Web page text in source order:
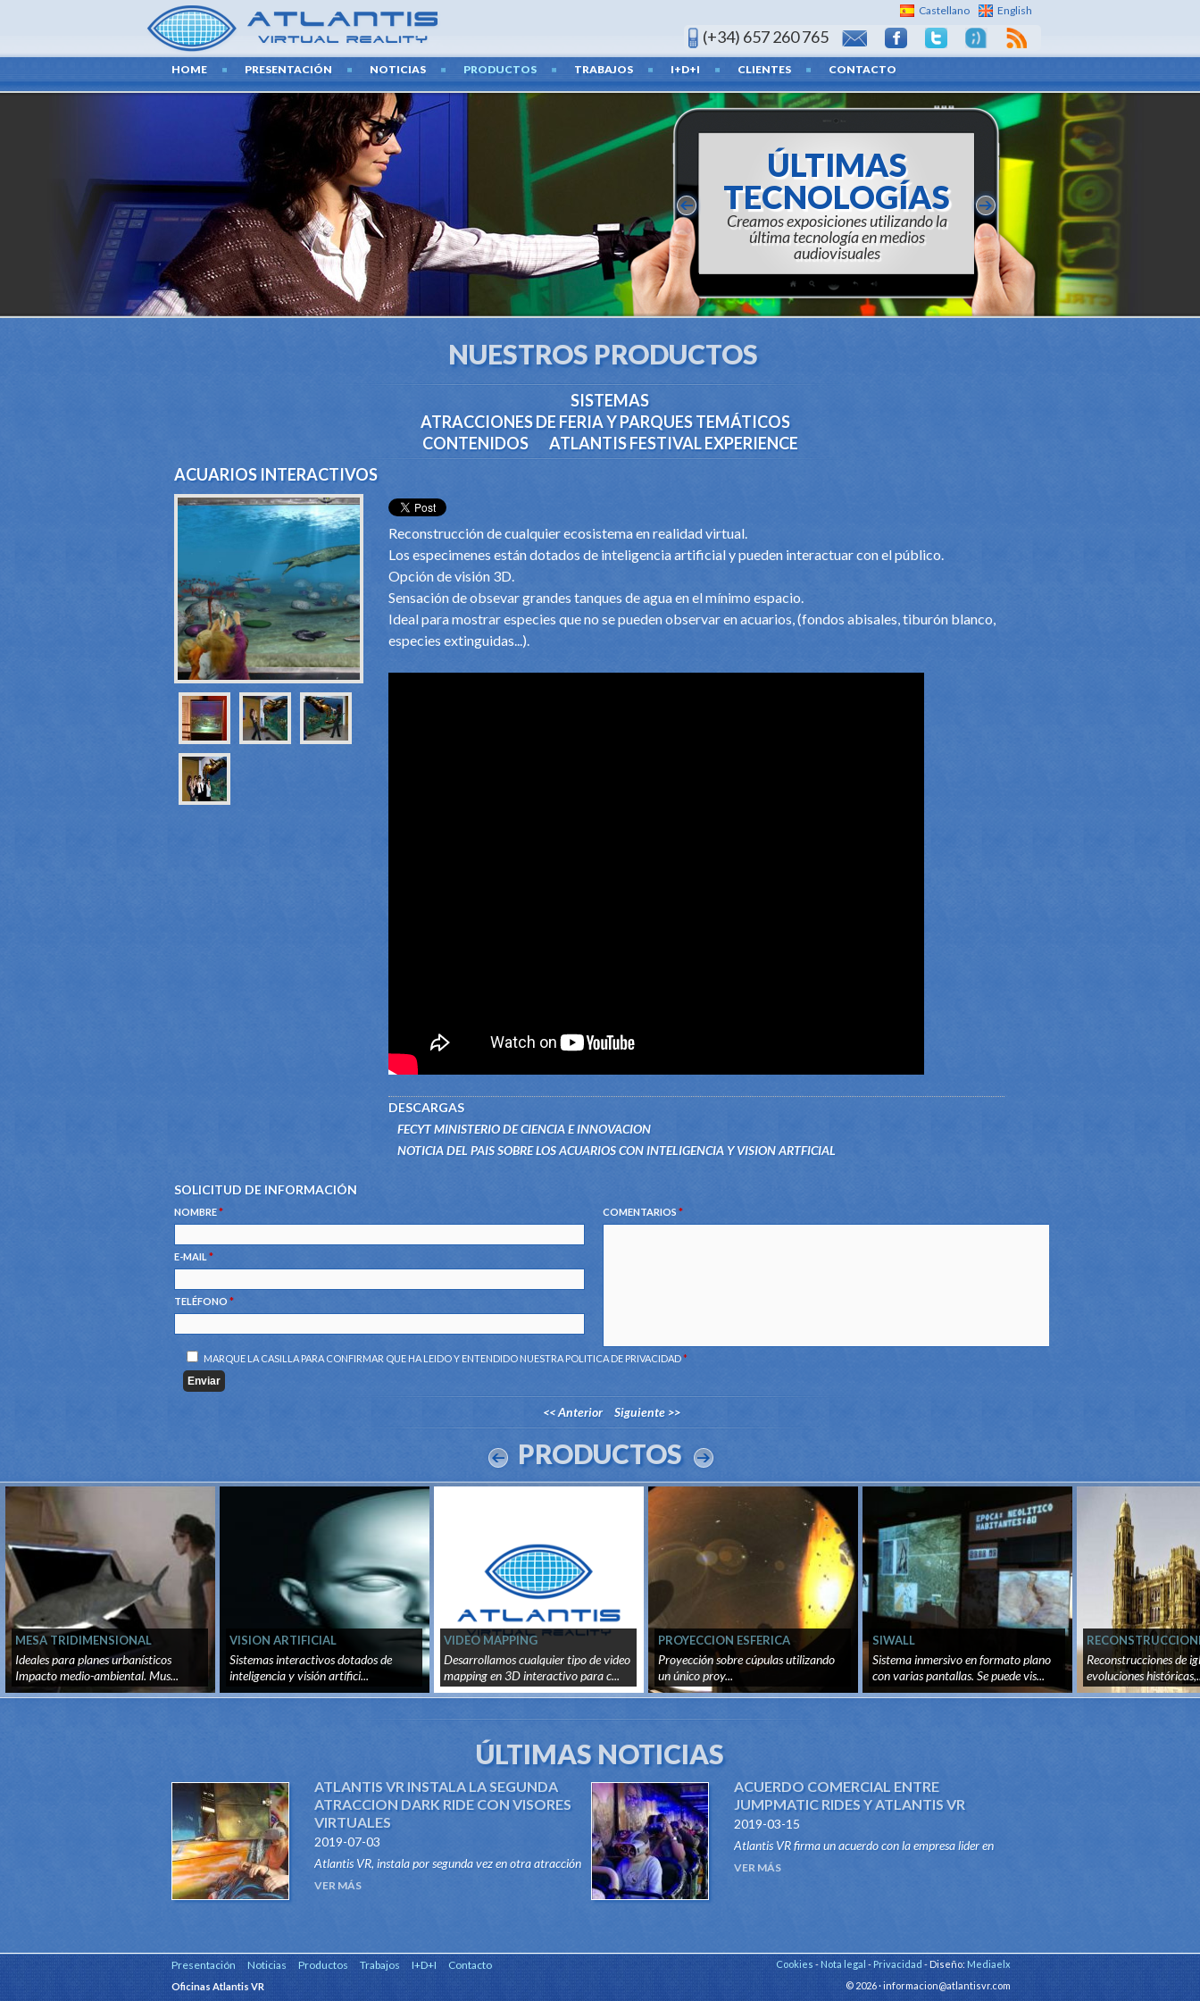
Castellano English
(+34) 657 260 765
HOME PRESENTACIÓN NOTICIAS PRODUCTOS TRABAJOS I+D+I CLIENTES CONTACTO
ÚLTIMAS
TECNOLOGÍAS
Creamos exposiciones utilizando la
última tecnología en medios
audiovisuales
NUESTROS PRODUCTOS
SISTEMAS
ATRACCIONES DE FERIA Y PARQUES TEMÁTICOS
CONTENIDOS
ATLANTIS FESTIVAL EXPERIENCE
ACUARIOS INTERACTIVOS
Reconstrucción de cualquier ecosistema en realidad virtual.
Los especimenes están dotados de inteligencia artificial y pueden interactuar con el público.
Opción de visión 3D.
Sensación de obsevar grandes tanques de agua en el mí­nimo espacio.
Ideal para mostrar especies que no se pueden observar en acuarios, (fondos abisales, tiburón blanco,
especies extinguidas...).
DESCARGAS
FECYT MINISTERIO DE CIENCIA E INNOVACION
NOTICIA DEL PAIS SOBRE LOS ACUARIOS CON INTELIGENCIA Y VISION ARTFICIAL
SOLICITUD DE INFORMACIÓN
NOMBRE*
E-MAIL *
TELÉFONO *
COMENTARIOS *
MARQUE LA CASILLA PARA CONFIRMAR QUE HA LEIDO Y ENTENDIDO NUESTRA POLITICA DE PRIVACIDAD*
<< Anterior Siguiente >>
PRODUCTOS
MESA TRIDIMENSIONAL
Ideales para planes urbanísticos
Impacto medio-ambiental. Mus...
VISION ARTIFICIAL
Sistemas interactivos dotados de
inteligencia y visión artifici...
VIDEO MAPPING
Desarrollamos cualquier tipo de video
mapping en 3D interactivo para c...
PROYECCION ESFERICA
Proyección sobre cúpulas utilizando
un único proy...
SIWALL
Sistema inmersivo en formato plano
con varias pantallas. Se puede vis...
TIEMPO REAL
Reconstrucciones de
evoluciones
ÚLTIMAS NOTICIAS
ATLANTIS VR INSTALA LA SEGUNDA
ATRACCION DARK RIDE CON VISORES
VIRTUALES
2019-07-03
Atlantis VR, instala por segunda vez en otra atracción
del tipo Dark Ride, su sistema "VR RIDES". Gracias a
VER MÁS
ACUERDO COMERCIAL ENTRE
JUMPMATIC RIDES Y ATLANTIS VR
2019-03-15
Atlantis VR firma un acuerdo con la empresa lider en
el sector de las atracciones mecanicas, Jumpmatic
VER MÁS
Presentación Noticias Productos Trabajos I+D+I Contacto
Oficinas Atlantis VR
Cookies - Nota legal - Privacidad - Diseño: Mediaelx
© 2026 · informacion@atlantisvr.com